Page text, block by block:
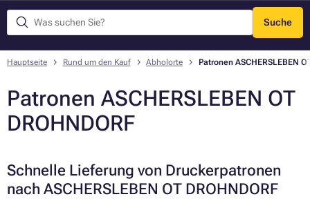
Suche
Menü
Hauptseite Rund um den Kauf Abholorte Patronen ASCHERSLEBEN
Patronen ASCHERSLEBEN OT
DROHNDORF
Schnelle Lieferung von Druckerpatronen
nach ASCHERSLEBEN OT DROHNDORF